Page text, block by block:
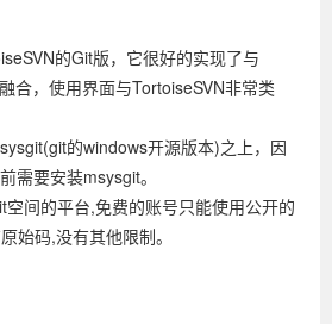
的Git版，它很好的实现了与
合，使用界面与TortoiseSVN非常类
的windows开源版本)之上，因
需要安装msysgit。
间的平台,免费的账号只能使用公开的
始码,没有其他限制。